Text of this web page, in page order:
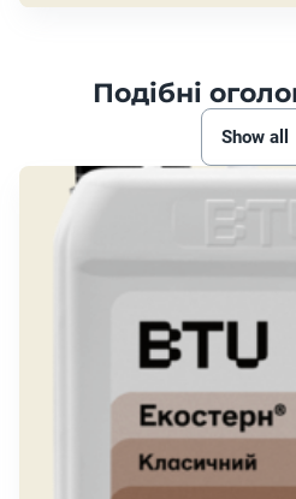
Подібні
Show all